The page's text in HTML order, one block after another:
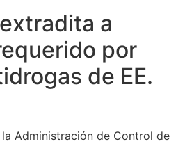
a
por
de EE.
Administración de Control de